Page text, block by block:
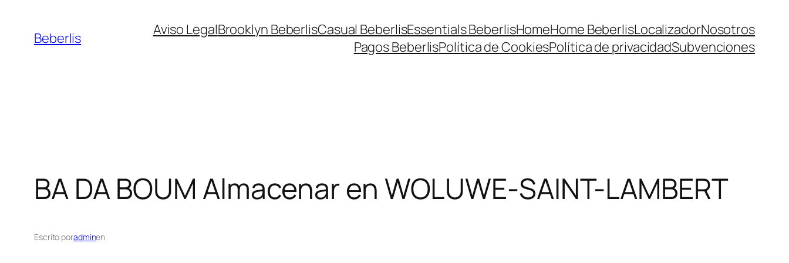
Beberlis Aviso LegalBrooklyn BeberlisCasual BeberlisEssentials BeberlisHomeHome BeberlisLocalizadorNosotros
Pagos BeberlisPolítica de CookiesPolítica de privacidadSubvenciones
BA DA BOUM Almacenar en WOLUWE-SAINT-LAMBERT
Escrito poradminen